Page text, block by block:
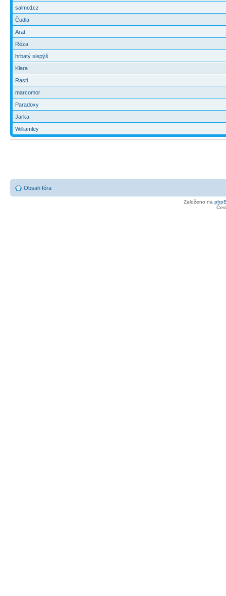
salmo1cz
Čudla
Arat
Réza
hrbatý slepýš
Klara
Rasti
marcomor
Paradoxy
Jarka
Williamley
Obsah fóra
Založeno na